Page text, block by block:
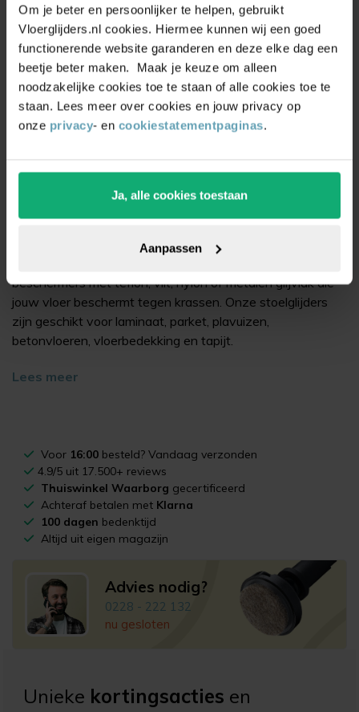
Om je beter en persoonlijker te helpen, gebruikt
Vloerglijders.nl cookies. Hiermee kunnen wij een goed
functionerende website garanderen en deze elke dag een
beetje beter maken. Maak je keuze om alleen
noodzakelijke cookies toe te staan of alle cookies toe te
staan. Lees meer over cookies en jouw privacy op
onze privacy- en cookiestatementpaginas.
Ja, alle cookies toestaan
Aanpassen
Vloerglijders.nl - Dé #1 specialist in
vloerbescherming!
glijders of meubelwieltjes die niet geschikt zijn voor de
vloer waar deze op gebruikt worden. Dit kan leiden tot
de juiste vloerbescherming van groot belang. Bij
beschermers met teflon, vilt, nylon of metalen glijvlak die
jouw vloer beschermt tegen krassen. Onze stoelglijders
zijn geschikt voor laminaat, parket, plavuizen,
betonvloeren, vloerbedekking en tapijt.
Lees meer
Voor 16:00 besteld? Vandaag verzonden
4.9/5 uit 17.500+ reviews
Thuiswinkel Waarborg gecertificeerd
Achteraf betalen met Klarna
100 dagen bedenktijd
Altijd uit eigen magazijn
Advies nodig?
0228 - 222 132
nu gesloten
Unieke kortingsacties en